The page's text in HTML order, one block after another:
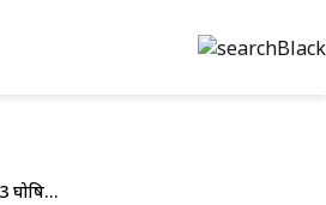
एसएससी सीजीएल परिणाम 2023 घोषित - कट-ऑफ़ अंक और मेधा सूची|